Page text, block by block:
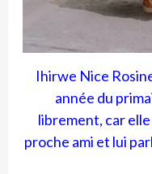
Ihirwe Nice
année du
librement, car
proche ami et lui